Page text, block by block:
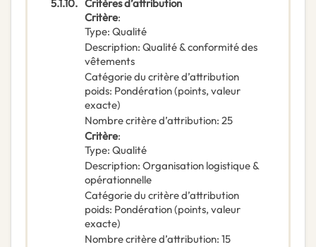
5.1.10. Critères d’attribution
Critère:
Type: Qualité
Description: Qualité & conformité des
vêtements
Catégorie du critère d’attribution
poids: Pondération (points, valeur
exacte)
Nombre critère d’attribution: 25
Critère:
Type: Qualité
Description: Organisation logistique &
opérationnelle
Catégorie du critère d’attribution
poids: Pondération (points, valeur
exacte)
Nombre critère d’attribution: 15